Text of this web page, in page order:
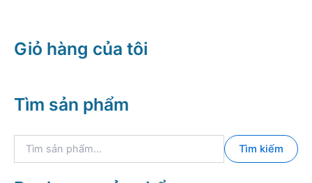
Giỏ hàng của tôi
Tìm sản phẩm
Tìm kiếm